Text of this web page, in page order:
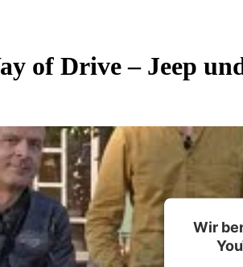
of Drive – Jeep
Wir